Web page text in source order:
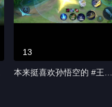
13
本来挺喜欢孙悟空的 #王者